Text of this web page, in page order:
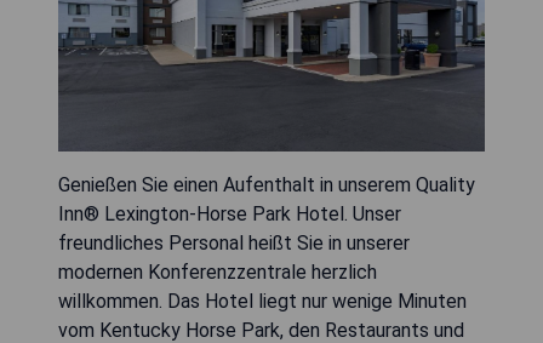
Genießen Sie einen Aufenthalt in unserem Quality
Inn® Lexington-Horse Park Hotel. Unser
freundliches Personal heißt Sie in unserer
modernen Konferenzzentrale herzlich
willkommen. Das Hotel liegt nur wenige Minuten
vom Kentucky Horse Park, den Restaurants und